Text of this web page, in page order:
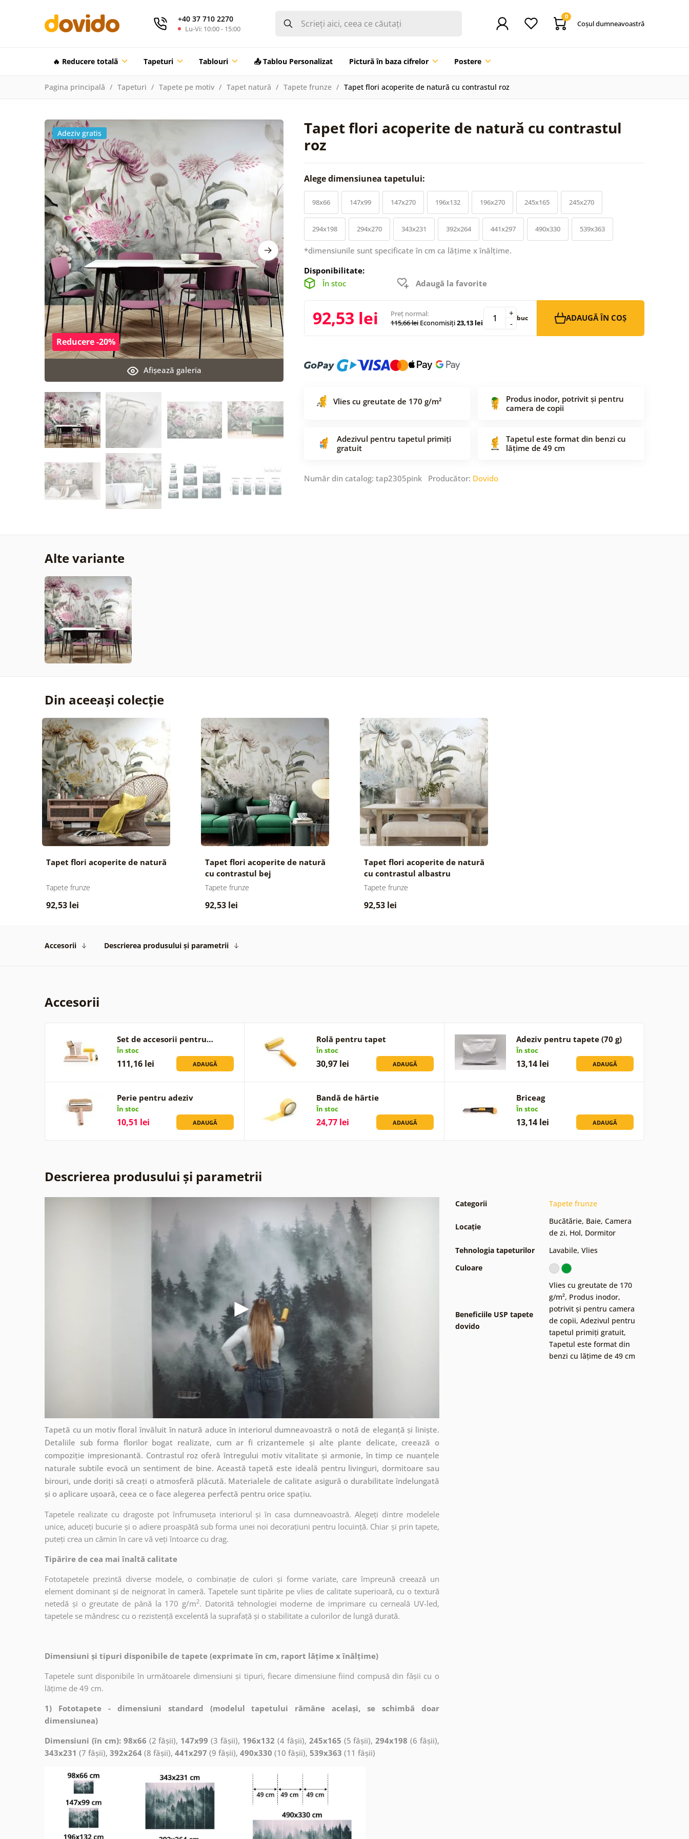
+40 37 710 2270
Lu-Vi: 10:00 - 15:00
0
Coşul dumneavoastră
🔥 Reducere totalã Tapeturi Tablouri 📤 Tablou Personalizat Pictură în baza cifrelor Postere
Pagina principală Tapeturi Tapete pe motiv Tapet natură Tapete frunze Tapet flori acoperite de natură cu contrastul roz
Tapet flori acoperite de natură cu contrastul
roz
Afişează galeria
Reducere -20%
Adeziv gratis
Alege dimensiunea tapetului:
98x66 147x99 147x270 196x132 196x270 245x165 245x270
294x198 294x270 343x231 392x264 441x297 490x330 539x363
*dimensiunile sunt specificate în cm ca lățime x înălțime.
Disponibilitate:
În stoc
Adaugă la favorite
92,53 lei
Preț normal:
115,66 lei Economisiți23,13 lei -
+ buc ADAUGĂ ÎN COȘ
Vlies cu greutate de 170 g/m²
Produs inodor, potrivit și pentru
camera de copii
Adezivul pentru tapetul primiți
gratuit
Tapetul este format din benzi cu
lățime de 49 cm
Număr din catalog: tap2305pink Producător: Dovido
Alte variante
Din aceeași colecție
Tapet flori acoperite de natură
Tapete frunze
92,53 lei
Tapet flori acoperite de natură
cu contrastul bej
Tapete frunze
92,53 lei
Tapet flori acoperite de natură
cu contrastul albastru
Tapete frunze
92,53 lei
Accesorii Descrierea produsului și parametrii
Accesorii
Set de accesorii pentru…
În stoc
111,16 lei ADAUGĂ
Rolă pentru tapet
În stoc
30,97 lei ADAUGĂ
Adeziv pentru tapete (70 g)
În stoc
13,14 lei ADAUGĂ
Perie pentru adeziv
În stoc
10,51 lei ADAUGĂ
Bandă de hârtie
În stoc
24,77 lei ADAUGĂ
Briceag
În stoc
13,14 lei ADAUGĂ
Descrierea produsului și parametrii
Tapetă cu un motiv floral învăluit în natură aduce în interiorul dumneavoastră o notă de eleganță și liniște.
Detaliile sub forma florilor bogat realizate, cum ar fi crizantemele și alte plante delicate, creează o
compoziție impresionantă. Contrastul roz oferă întregului motiv vitalitate și armonie, în timp ce nuanțele
naturale subtile evocă un sentiment de bine. Această tapetă este ideală pentru livinguri, dormitoare sau
birouri, unde doriți să creați o atmosferă plăcută. Materialele de calitate asigură o durabilitate îndelungată
și o aplicare ușoară, ceea ce o face alegerea perfectă pentru orice spațiu.
Tapetele realizate cu dragoste pot înfrumuseța interiorul și în casa dumneavoastră. Alegeți dintre modelele
unice, aduceți bucurie și o adiere proaspătă sub forma unei noi decorațiuni pentru locuință. Chiar și prin tapete,
puteți crea un cămin în care vă veți întoarce cu drag.
Tipărire de cea mai înaltă calitate
Fototapetele prezintă diverse modele, o combinație de culori și forme variate, care împreună creează un
element dominant și de neignorat în cameră. Tapetele sunt tipărite pe vlies de calitate superioară, cu o textură
netedă și o greutate de până la 170 g/m2. Datorită tehnologiei moderne de imprimare cu cerneală UV-led,
tapetele se mândresc cu o rezistență excelentă la suprafață și o stabilitate a culorilor de lungă durată.
Dimensiuni și tipuri disponibile de tapete (exprimate în cm, raport lățime x înălțime)
Tapetele sunt disponibile în următoarele dimensiuni și tipuri, fiecare dimensiune fiind compusă din fâșii cu o
lățime de 49 cm.
1) Fototapete - dimensiuni standard (modelul tapetului rămâne același, se schimbă doar
dimensiunea)
Dimensiuni (în cm): 98x66 (2 fâșii), 147x99 (3 fâșii), 196x132 (4 fâșii), 245x165 (5 fâșii),294x198 (6 fâșii),
343x231 (7 fâșii), 392x264 (8 fâșii), 441x297 (9 fâșii), 490x330 (10 fâșii), 539x363 (11 fâșii)
Categorii Tapete frunze
Locație
Bucătărie, Baie, Camera
de zi, Hol, Dormitor
Tehnologia tapeturilor
Lavabile, Vlies
Culoare
Beneficiile USP tapete
dovido
Vlies cu greutate de 170
g/m², Produs inodor,
potrivit și pentru camera
de copii, Adezivul pentru
tapetul primiți gratuit,
Tapetul este format din
benzi cu lățime de 49 cm